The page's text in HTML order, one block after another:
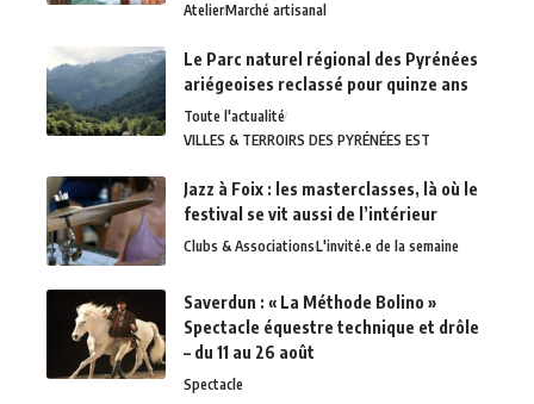
AtelierMarché artisanal
Le Parc naturel régional des Pyrénées
ariégeoises reclassé pour quinze ans
Toute l'actualité
VILLES & TERROIRS DES PYRÉNÉES EST
Jazz à Foix : les masterclasses, là où le
festival se vit aussi de l’intérieur
Clubs & AssociationsL'invité.e de la semaine
Saverdun : « La Méthode Bolino »
Spectacle équestre technique et drôle
– du 11 au 26 août
Spectacle